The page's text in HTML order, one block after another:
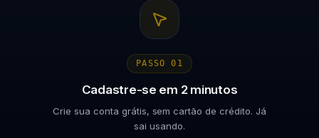
PASSO01
Cadastre-se em 2 minutos
Crie sua conta grátis, sem cartão de crédito. Já
sai usando.